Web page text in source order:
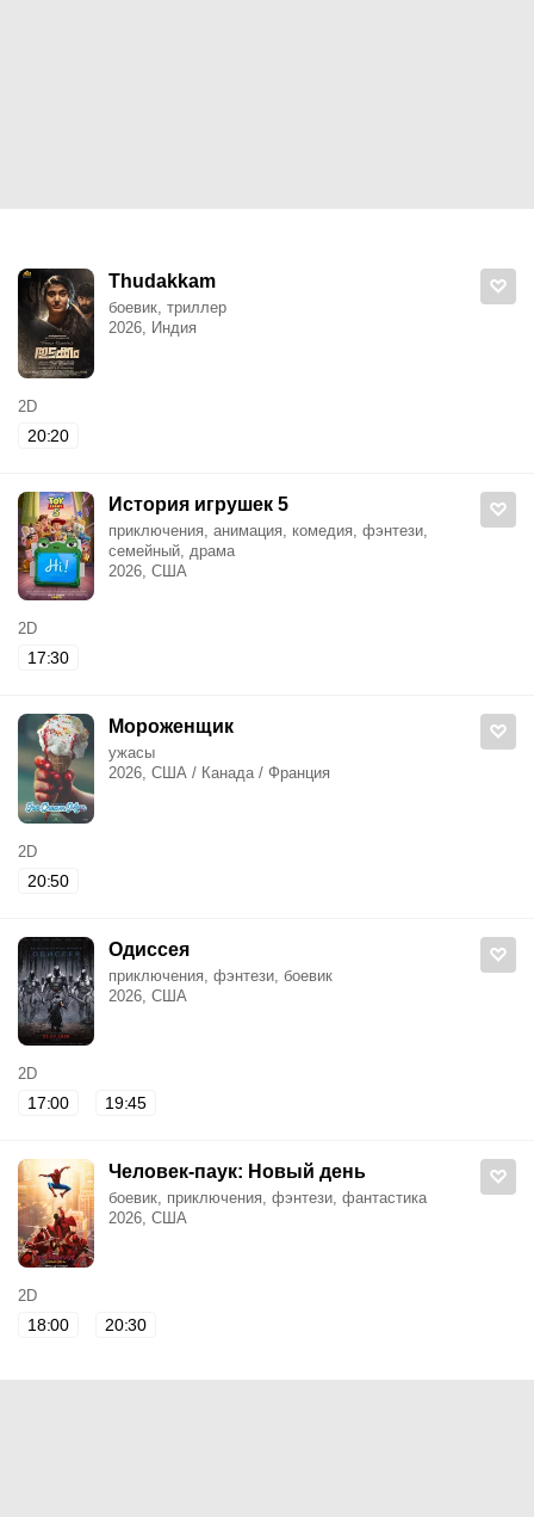
Thudakkam
боевик, триллер
2026, Индия
2D
20:20
История игрушек 5
приключения, анимация, комедия, фэнтези,
семейный, драма
2026, США
2D
17:30
Мороженщик
ужасы
2026, США / Канада / Франция
2D
20:50
Одиссея
приключения, фэнтези, боевик
2026, США
2D
17:00 19:45
Человек-паук: Новый день
боевик, приключения, фэнтези, фантастика
2026, США
2D
18:00 20:30